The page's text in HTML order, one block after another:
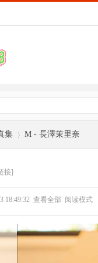
集 M - 長澤茉里奈
接]
18:49:32 查看全部 阅读模式